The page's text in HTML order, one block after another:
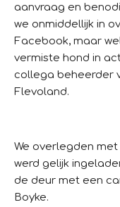
aanvraag en
we onmiddellijk in
Facebook, maar
vermiste hond in
collega beheerder
Flevoland.
We overlegden
werd gelijk
de deur met een
Boyke.